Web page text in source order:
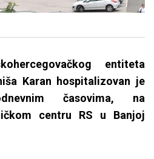
entiteta
Karan hospitalizovan je
časovima, na
centru RS u Banjoj